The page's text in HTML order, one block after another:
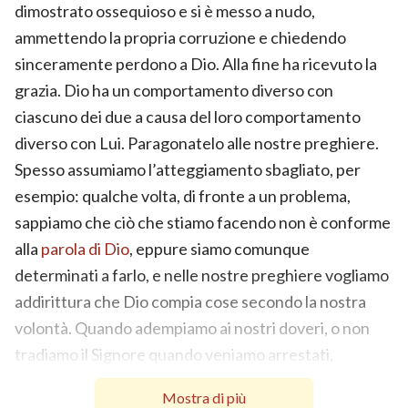
dimostrato ossequioso e si è messo a nudo,
ammettendo la propria corruzione e chiedendo
sinceramente perdono a Dio. Alla fine ha ricevuto la
grazia. Dio ha un comportamento diverso con
ciascuno dei due a causa del loro comportamento
diverso con Lui. Paragonatelo alle nostre preghiere.
Spesso assumiamo l’atteggiamento sbagliato, per
esempio: qualche volta, di fronte a un problema,
sappiamo che ciò che stiamo facendo non è conforme
alla parola di Dio, eppure siamo comunque
determinati a farlo, e nelle nostre preghiere vogliamo
addirittura che Dio compia cose secondo la nostra
volontà. Quando adempiamo ai nostri doveri, o non
tradiamo il Signore quando veniamo arrestati,
abbiamo l’impressione di essere molto devoti a Lui, di
Mostra di più